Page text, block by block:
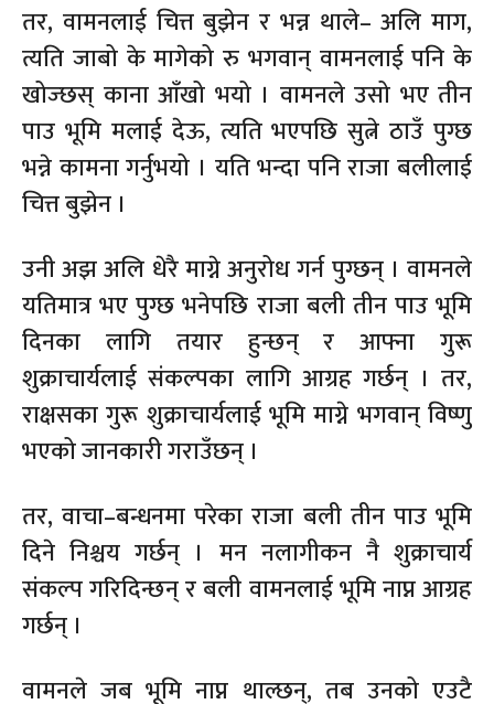
तर, वामनलाई चित्त बुझेन र भन्न थाले– अलि माग,
त्यति जाबो के मागेको रु भगवान् वामनलाई पनि के
खोज्छस् काना आँखो भयो । वामनले उसो भए तीन
पाउ भूमि मलाई देऊ, त्यति भएपछि सुत्ने ठाउँ पुग्छ
भन्ने कामना गर्नुभयो । यति भन्दा पनि राजा बलीलाई
चित्त बुझेन ।
उनी अझ अलि धेरै माग्ने अनुरोध गर्न पुग्छन् । वामनले
यतिमात्र भए पुग्छ भनेपछि राजा बली तीन पाउ भूमि
दिनका लागि तयार हुन्छन् र आफ्ना गुरू
शुक्राचार्यलाई संकल्पका लागि आग्रह गर्छन् । तर,
राक्षसका गुरू शुक्राचार्यलाई भूमि माग्ने भगवान् विष्णु
भएको जानकारी गराउँछन् ।
तर, वाचा–बन्धनमा परेका राजा बली तीन पाउ भूमि
दिने निश्चय गर्छन् । मन नलागीकन नै शुक्राचार्य
संकल्प गरिदिन्छन् र बली वामनलाई भूमि नाप्न आग्रह
गर्छन् ।
वामनले जब भूमि नाप्न थाल्छन्, तब उनको एउटै